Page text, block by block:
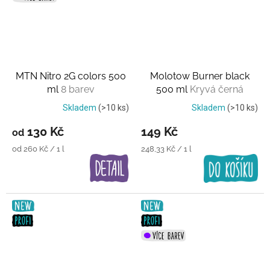
MTN Nitro 2G colors 500
ml 8 barev
Skladem (>10 ks)
od 130 Kč
Měrná
od 260 Kč / 1 l
Molotow Burner black
500 ml Kryvá černá
Skladem (>10 ks)
149 Kč
Měrná
248,33 Kč / 1 l